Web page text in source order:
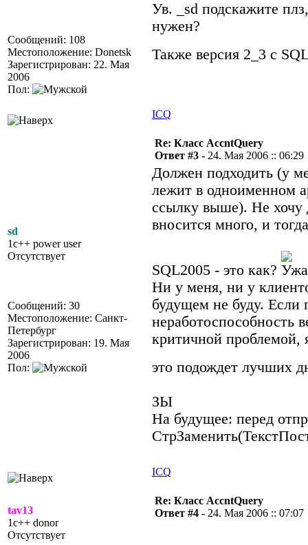
Сообщений: 108
Местоположение: Donetsk
Зарегистрирован: 22. Мая
2006
Пол:
Ув. _sd подскажите
нужен?
Также версия 2_3 с
ICQ
sd
1c++ power user
Отсутствует
Сообщений: 30
Местоположение: Санкт-
Петербург
Зарегистрирован: 19. Мая
2006
Пол:
Re: Класс AccntQuery
Ответ #3 - 24. Мая 2006 :: 06:29
Должен подходить (у
лежит в одноименном
ссылку выше). Не хочу
вносится много, и
SQL2005 - это как?
Ни у меня, ни у
будущем не буду. Если
неработоспособность
критичной проблемой,
это подождет лучших
ЗЫ
На будущее: перед
ICQ
tav13
1c++ donor
Отсутствует
Re: Класс AccntQuery
Ответ #4 - 24. Мая 2006 :: 07:07